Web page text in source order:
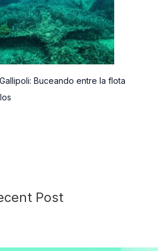
Buceando entre la flota
Post